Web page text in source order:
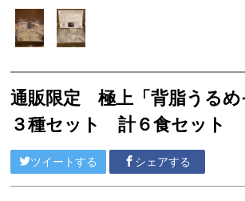
通販限定 極上「背脂うるめ
３種セット 計６食セット
ツイートする シェアする